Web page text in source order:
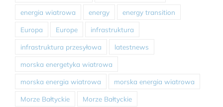
energia wiatrowa energy energy transition
Europa Europe infrastruktura
infrastruktura przesyłowa latestnews
morska energetyka wiatrowa
morska energia wiatrowa morska energia wiatrowa
Morze Bałtyckie Morze Bałtyckie